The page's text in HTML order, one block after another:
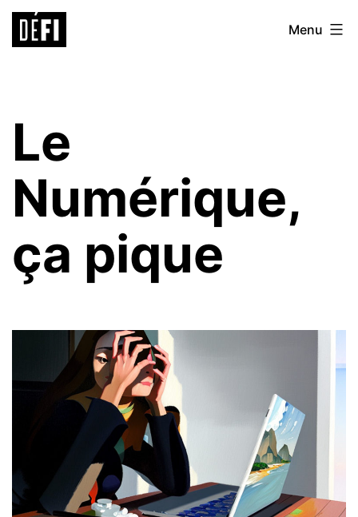
Aller
Défi
Menu
Le
Numérique,
ça pique